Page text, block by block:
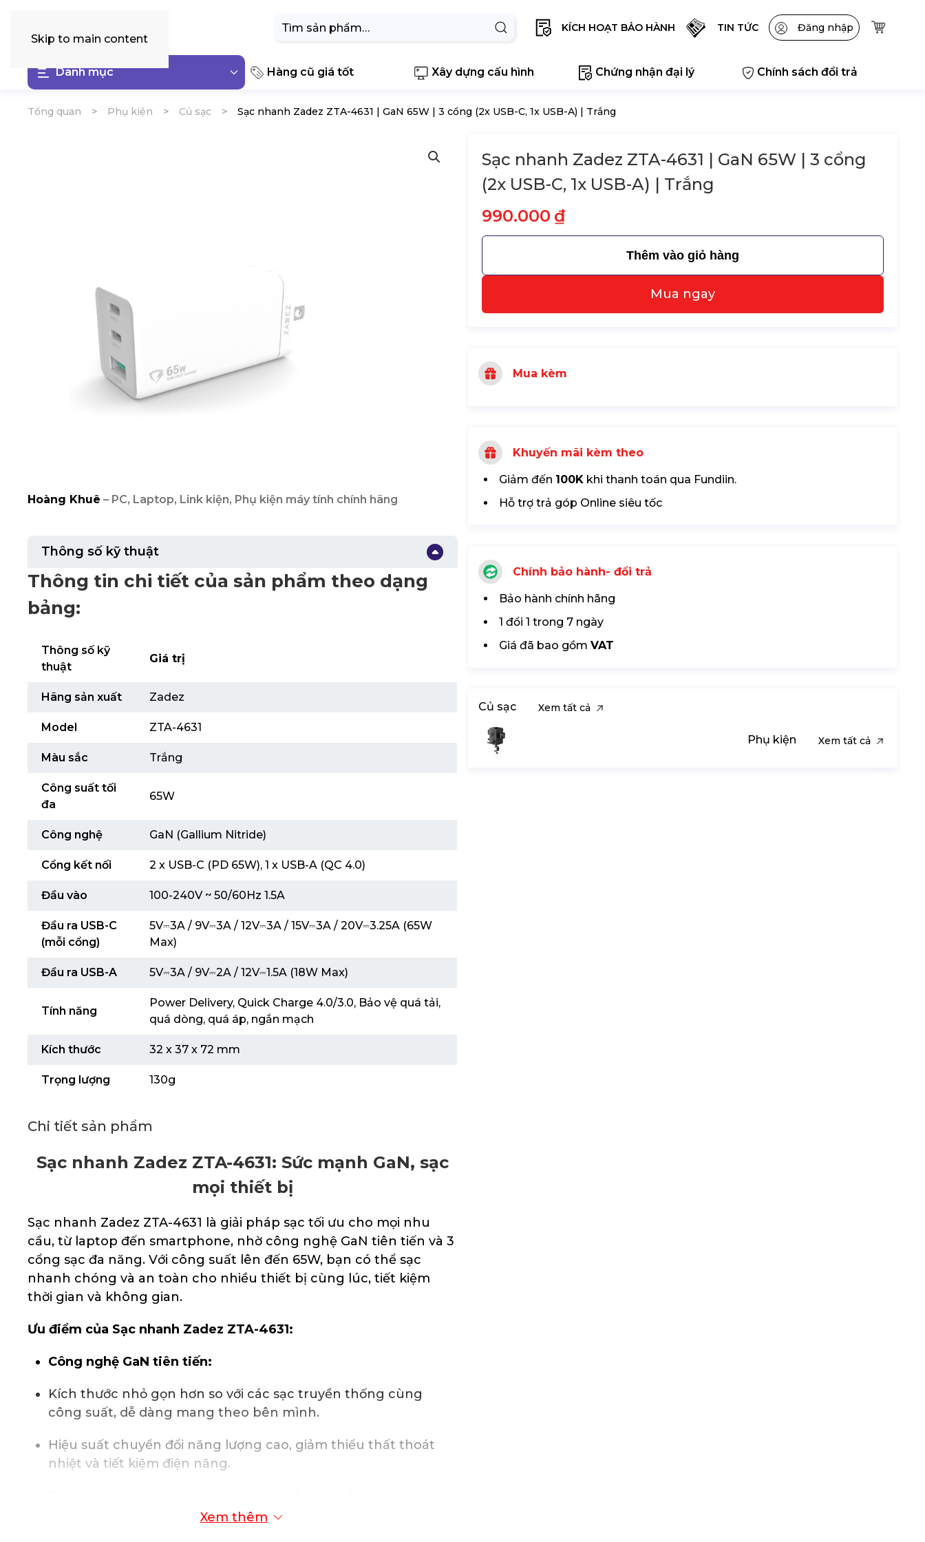
Skip to main content
Tìm
KÍCH HOẠT BẢO HÀNH TIN TỨC Đăng nhập
Danh mục Hàng cũ giá tốt Xây dựng cấu hình Chứng nhận đại lý Chính sách đổi trả
Tổng quan Phụ kiện Củ sạc Sạc nhanh Zadez ZTA-4631 | GaN 65W | 3 cổng (2x USB-C, 1x USB-A) | Trắng
Hoàng Khuê – PC, Laptop, Link kiện, Phụ kiện máy tính chính hãng
Thông số kỹ thuật
Thông tin chi tiết của sản phẩm theo dạng
bảng:
Thông số kỹ
thuật
Giá trị
Hãng sản xuất Zadez
Model ZTA-4631
Màu sắc Trắng
Công suất tối
đa
65W
Công nghệ GaN (Gallium Nitride)
Cổng kết nối 2 x USB-C (PD 65W), 1 x USB-A (QC 4.0)
Đầu vào 100-240V ~ 50/60Hz 1.5A
Đầu ra USB-C
(mỗi cổng)
5V⎓3A / 9V⎓3A / 12V⎓3A / 15V⎓3A / 20V⎓3.25A (65W
Max)
Đầu ra USB-A 5V⎓3A / 9V⎓2A / 12V⎓1.5A (18W Max)
Tính năng
Power Delivery, Quick Charge 4.0/3.0, Bảo vệ quá tải,
quá dòng, quá áp, ngắn mạch
Kích thước 32 x 37 x 72 mm
Trọng lượng 130g
Chi tiết sản phẩm
Sạc nhanh Zadez ZTA-4631: Sức mạnh GaN, sạc
mọi thiết bị
Sạc nhanh Zadez ZTA-4631 là giải pháp sạc tối ưu cho mọi nhu
cầu, từ laptop đến smartphone, nhờ công nghệ GaN tiên tiến và 3
cổng sạc đa năng. Với công suất lên đến 65W, bạn có thể sạc
nhanh chóng và an toàn cho nhiều thiết bị cùng lúc, tiết kiệm
thời gian và không gian.
Ưu điểm của Sạc nhanh Zadez ZTA-4631:
Công nghệ GaN tiên tiến:
Kích thước nhỏ gọn hơn so với các sạc truyền thống cùng
công suất, dễ dàng mang theo bên mình.
Hiệu suất chuyển đổi năng lượng cao, giảm thiểu thất thoát
nhiệt và tiết kiệm điện năng.
Xem thêm
Sạc nhanh Zadez ZTA-4631 | GaN 65W | 3 cổng
(2x USB-C, 1x USB-A) | Trắng
990.000 ₫
Thêm vào giỏ hàng
Mua ngay
Mua kèm
Khuyến mãi kèm theo
Giảm đến 100K khi thanh toán qua Fundiin.
Hỗ trợ trả góp Online siêu tốc
Chính bảo hành- đổi trả
Bảo hành chính hãng
1 đổi 1 trong 7 ngày
Giá đã bao gồm VAT
Củ sạc Xem tất cả
Phụ kiện Xem tất cả